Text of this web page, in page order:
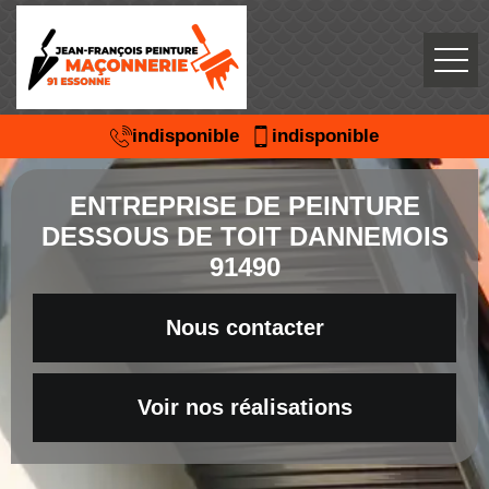
indisponible indisponible
ENTREPRISE DE PEINTURE
DESSOUS DE TOIT DANNEMOIS
91490
Nous contacter
Voir nos réalisations